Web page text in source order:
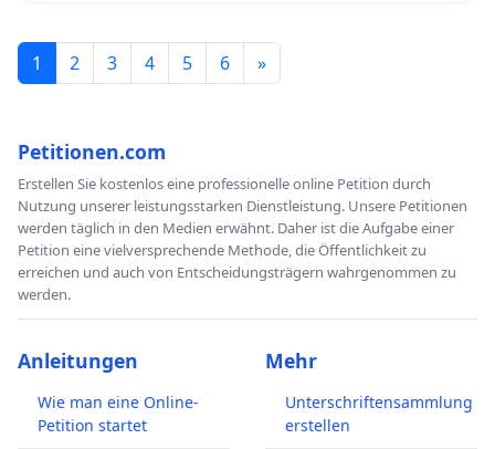
1 2 3 4 5 6 »
Petitionen.com
Erstellen Sie kostenlos eine professionelle online Petition durch
Nutzung unserer leistungsstarken Dienstleistung. Unsere Petitionen
werden täglich in den Medien erwähnt. Daher ist die Aufgabe einer
Petition eine vielversprechende Methode, die Öffentlichkeit zu
erreichen und auch von Entscheidungsträgern wahrgenommen zu
werden.
Anleitungen
Wie man eine Online-
Petition startet
Mehr
Unterschriftensammlung
erstellen